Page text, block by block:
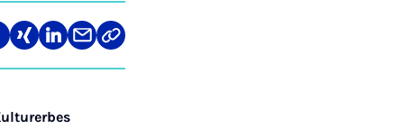
Teilen
auf
Teilen
auf
Teilen
über
Link
kopieren